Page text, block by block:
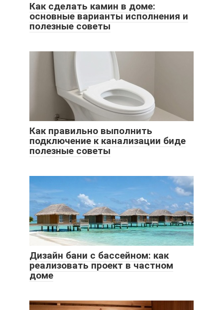
Как сделать камин в доме:
основные варианты исполнения и
полезные советы
Как правильно выполнить
подключение к канализации биде
полезные советы
Дизайн бани с бассейном: как
реализовать проект в частном
доме